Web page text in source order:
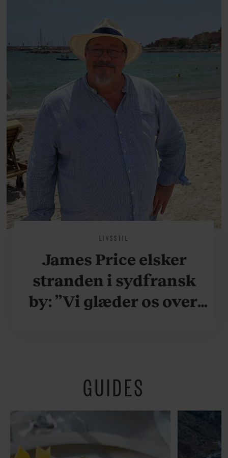
arv, angst, familieliv, frygten for
at miste stemmen og den
livsglæde, han nægter at give slip
på.
LIVSSTIL
James Price elsker
stranden i sydfransk
by: ”Vi glæder os over,
fredeligt”
GUIDES